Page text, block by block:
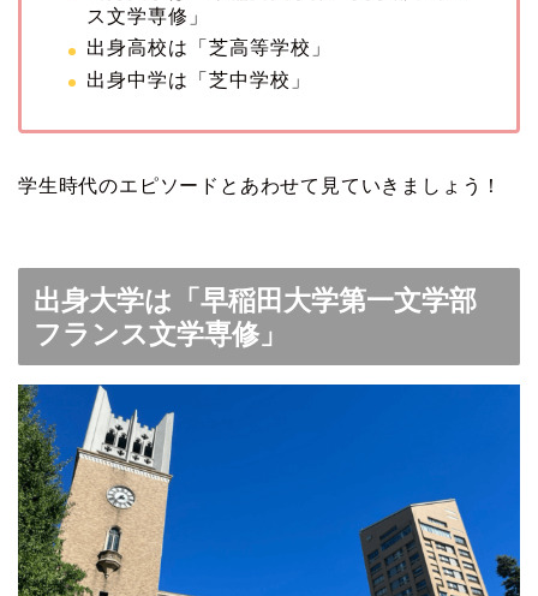
ス文学専修」
出身高校は「芝高等学校」
出身中学は「芝中学校」
学生時代のエピソードとあわせて見ていきましょう！
出身大学は「早稲田大学第一文学部
フランス文学専修」